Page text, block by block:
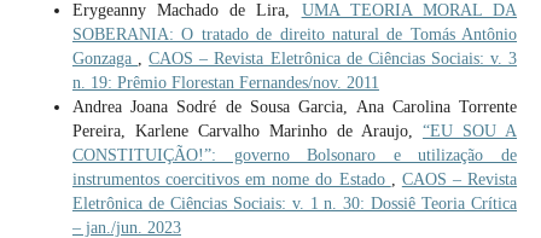
Erygeanny Machado de Lira, UMA TEORIA MORAL DA
SOBERANIA: O tratado de direito natural de Tomás Antônio
Gonzaga ,CAOS – Revista Eletrônica de Ciências Sociais: v. 3
n. 19: Prêmio Florestan Fernandes/nov. 2011
Andrea Joana Sodré de Sousa Garcia, Ana Carolina Torrente
Pereira, Karlene Carvalho Marinho de Araujo,“EU SOU A
CONSTITUIÇÃO!”: governo Bolsonaro e utilização de
instrumentos coercitivos em nome do Estado , CAOS – Revista
Eletrônica de Ciências Sociais: v. 1 n. 30: Dossiê Teoria Crítica
– jan./jun. 2023